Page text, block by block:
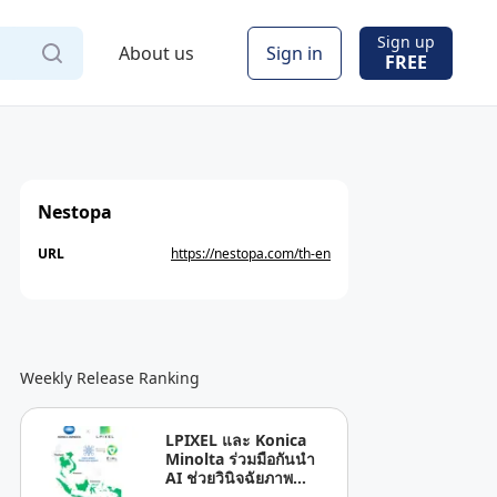
About us Sign in Sign up
FREE
Nestopa
URL https://nestopa.com/th-en
Weekly Release Ranking
LPIXEL และ Konica
Minolta ร่วมมือกันนำ
AI ช่วยวินิจฉัยภาพ